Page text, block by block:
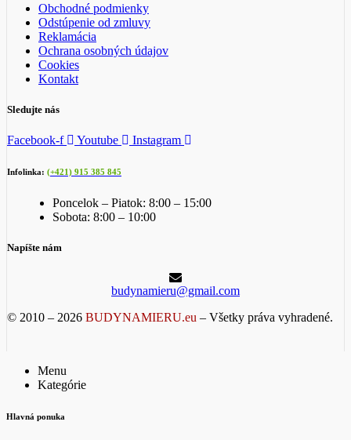
Obchodné podmienky
Odstúpenie od zmluvy
Reklamácia
Ochrana osobných údajov
Cookies
Kontakt
Sledujte nás
Facebook-f Youtube Instagram
Infolinka: (+421) 915 385 845
Poncelok – Piatok: 8:00 – 15:00
Sobota: 8:00 – 10:00
Napíšte nám
budynamieru@gmail.com
© 2010 – 2026 BUDYNAMIERU.eu – Všetky práva vyhradené.
Menu
Kategórie
Hlavná ponuka